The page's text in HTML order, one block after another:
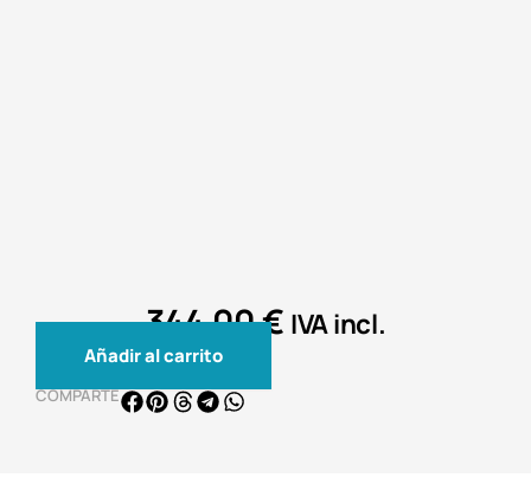
344,00€ IVA incl.
Radiónica
Purificación
Añadir al carrito
COMPARTE